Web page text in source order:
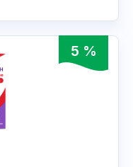
5 %